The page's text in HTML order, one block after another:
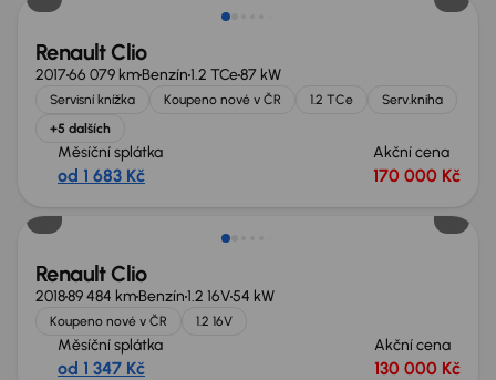
Renault Clio
201766 079 kmBenzín1.2 TCe87 kW
Servisní knížka Koupeno nové v ČR 1.2 TCe
Serv.kniha
+5 dalších
Měsíční splátka
od 1 683 Kč
Akční cena
170 000 Kč
Zlevněno o 10 000 Kč
Renault Clio
201889 484 kmBenzín1.2 16V54 kW
Koupeno nové v ČR 1.2 16V
Měsíční splátka
od 1 347 Kč
Akční cena
130 000 Kč